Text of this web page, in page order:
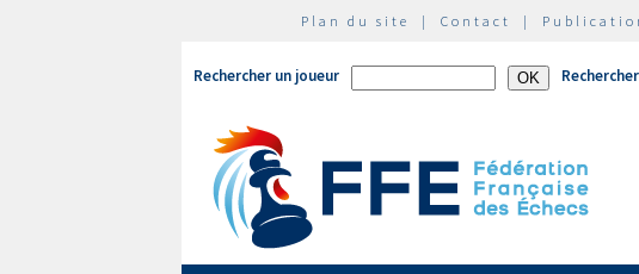
Plan du site | Contact |
Rechercher un joueur